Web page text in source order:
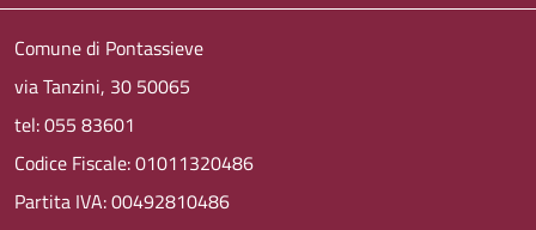
Comune di Pontassieve
via Tanzini, 30 50065
tel: 055 83601
Codice Fiscale: 01011320486
Partita IVA: 00492810486